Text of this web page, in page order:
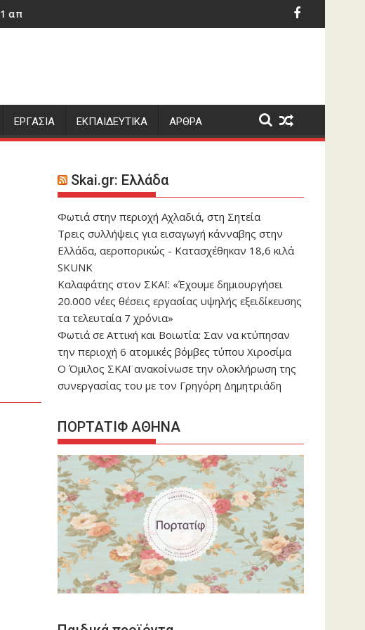
τον δρ. Αθανάσιο Ε. Δρούγο
δεν πρέπει να λείπουν από τη βαλίτσα σας
Καβελίδη ενόψει Λιθουανίας: «Κάθε ματς τελικός, θα δώσουμε τα
Η Γαλατασαράι
ΕΡΓΑΣΙΑ ΕΚΠΑΙΔΕΥΤΙΚΑ ΑΡΘΡΑ
Skai.gr: Ελλάδα
Φωτιά στην περιοχή Αχλαδιά, στη Σητεία
Τρεις συλλήψεις για εισαγωγή κάνναβης στην
Ελλάδα, αεροπορικώς - Κατασχέθηκαν 18,6 κιλά
SKUNK
Καλαφάτης στον ΣΚΑΪ: «Έχουμε δημιουργήσει
20.000 νέες θέσεις εργασίας υψηλής εξειδίκευσης
τα τελευταία 7 χρόνια»
Φωτιά σε Αττική και Βοιωτία: Σαν να κτύπησαν
την περιοχή 6 ατομικές βόμβες τύπου Χιροσίμα
Ο Όμιλος ΣΚΑΪ ανακοίνωσε την ολοκλήρωση της
συνεργασίας του με τον Γρηγόρη Δημητριάδη
ΠΟΡΤΑΤΙΦ ΑΘΗΝΑ